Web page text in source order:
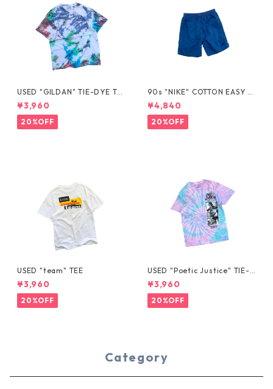
USED "GILDAN" TIE-DYE TE
E
¥3,960
20%OFF
90s "NIKE" COTTON EASY S
HORTS
¥4,840
20%OFF
USED "team" TEE
¥3,960
20%OFF
USED "Poetic Justice" TIE-D
YE TEE
¥3,960
20%OFF
Category